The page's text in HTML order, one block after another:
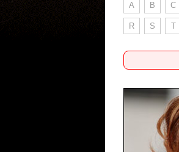
A B C
R S T